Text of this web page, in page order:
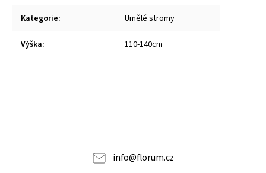
Kategorie: Umělé stromy
Výška: 110-140cm
info@florum.cz